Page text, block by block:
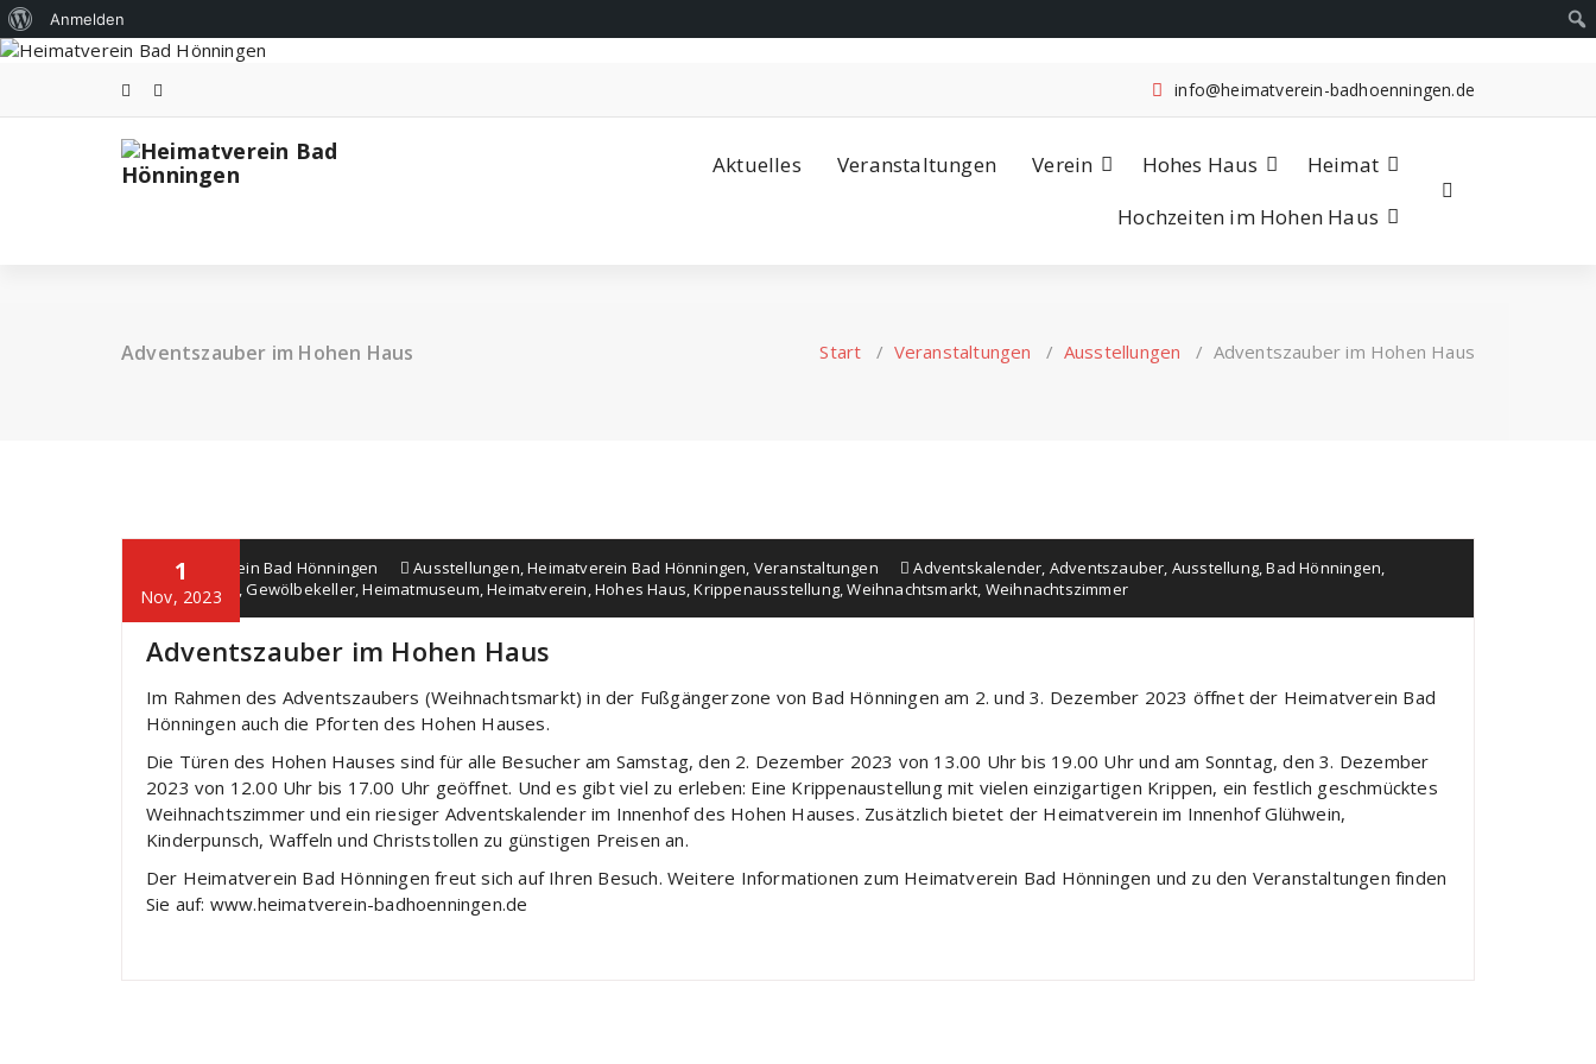
Über
WordPress
Anmelden
Zum
info@heimatverein-badhoenningen.de
Aktuelles Veranstaltungen Verein Hohes Haus
Heimat
Hochzeiten im Hohen Haus
Adventszauber im Hohen Haus Start / Veranstaltungen / Ausstellungen / Adventszauber im Hohen Haus
1
Nov, 2023
Heimatverein Bad Hönningen Ausstellungen,Heimatverein Bad Hönningen, Veranstaltungen Adventskalender, Adventszauber, Ausstellung,Bad Hönningen,
Engagement ,Gewölbekeller,Heimatmuseum,Heimatverein,Hohes Haus,Krippenausstellung,Weihnachtsmarkt, Weihnachtszimmer
Adventszauber im Hohen Haus
Im Rahmen des Adventszaubers (Weihnachtsmarkt) in der Fußgängerzone von Bad Hönningen am 2. und 3. Dezember 2023 öffnet der Heimatverein Bad
Hönningen auch die Pforten des Hohen Hauses.
Die Türen des Hohen Hauses sind für alle Besucher am Samstag, den 2. Dezember 2023 von 13.00 Uhr bis 19.00 Uhr und am Sonntag, den 3. Dezember
2023 von 12.00 Uhr bis 17.00 Uhr geöffnet. Und es gibt viel zu erleben: Eine Krippenaustellung mit vielen einzigartigen Krippen, ein festlich geschmücktes
Weihnachtszimmer und ein riesiger Adventskalender im Innenhof des Hohen Hauses. Zusätzlich bietet der Heimatverein im Innenhof Glühwein,
Kinderpunsch, Waffeln und Christstollen zu günstigen Preisen an.
Der Heimatverein Bad Hönningen freut sich auf Ihren Besuch. Weitere Informationen zum Heimatverein Bad Hönningen und zu den Veranstaltungen finden
Sie auf: www.heimatverein-badhoenningen.de